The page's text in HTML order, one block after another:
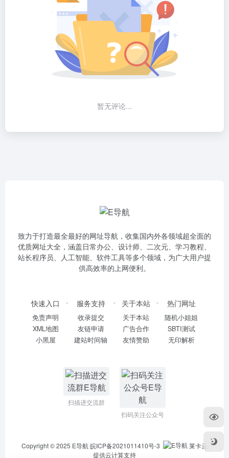
暂无评论...
致力于打造最全最好的网址导航，收集国内外各领域超全面的
优质网址大全，涵盖日常办公、设计师、二次元、学习教程、
站长程序员、人工智能、软件工具等多个领域，为广大用户提
供高效率的上网便利。
快速入口
免责声明
XML地图
小黑屋
服务支持
收录提交
友链申请
建站时间轴
关于本站
关于本站
广告合作
友情赞助
热门网址
随机小姐姐
SBTI测试
无印解析
扫描进交流群
扫码关注公众号
Copyright © 2025 E导航皖ICP备2021011410号-3
莱卡云
提供云计算支持